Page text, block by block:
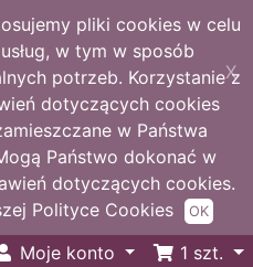
pliki cookies w celu
w tym w sposób
potrzeb. Korzystanie z
dotyczących cookies
w Państwa
Państwo dokonać w
dotyczących cookies.
Polityce Cookies
X
OK
Moje konto 1 szt.